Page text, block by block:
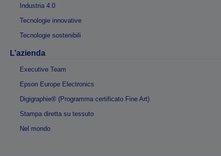
Industria 4.0
Tecnologie innovative
Tecnologie sostenibili
L’azienda
Executive Team
Epson Europe Electronics
Digigraphie® (Programma certificato Fine Art)
Stampa diretta su tessuto
Nel mondo